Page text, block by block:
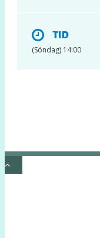
TID
(Söndag) 14:00